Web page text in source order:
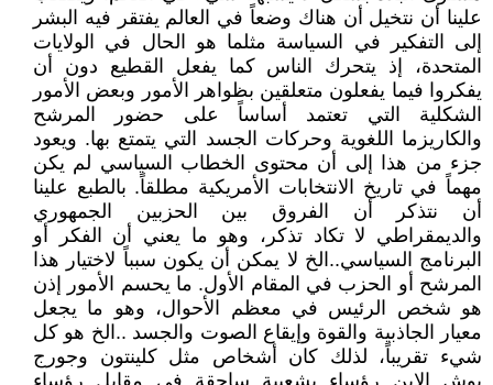
علينا أن نتخيل أن هناك وضعاً في العالم يفتقر فيه البشر
إلى التفكير في السياسة مثلما هو الحال في الولايات
المتحدة، إذ يتحرك الناس كما يفعل القطيع دون أن
يفكروا فيما يفعلون متعلقين بظواهر الأمور وبعض الأمور
الشكلية التي تعتمد أساساً على حضور المرشح
والكاريزما اللغوية وحركات الجسد التي يتمتع بها. ويعود
جزء من هذا إلى أن محتوى الخطاب السياسي لم يكن
مهماً في تاريخ الانتخابات الأمريكية مطلقاً. بالطبع علينا
أن نتذكر أن الفروق بين الحزبين الجمهوري
والديمقراطي لا تكاد تذكر، وهو ما يعني أن الفكر أو
البرنامج السياسي..الخ لا يمكن أن يكون سبباً لاختيار هذا
المرشح أو الحزب في المقام الأول. ما يحسم الأمور إذن
هو شخص الرئيس في معظم الأحوال، وهو ما يجعل
معيار الجاذبية والقوة وإيقاع الصوت والجسد ..الخ هو كل
شيء تقريباً، لذلك كان أشخاص مثل كلينتون وجورج